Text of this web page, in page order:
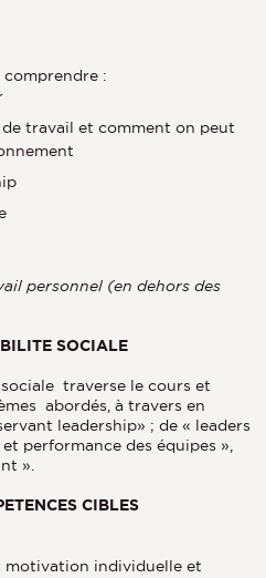
comprendre :
de travail et comment on peut
personnel (en dehors des
SOCIALE
traverse le cours et
abordés, à travers en
leadership» ; de « leaders
performance des équipes »,
».
CIBLES
motivation individuelle et